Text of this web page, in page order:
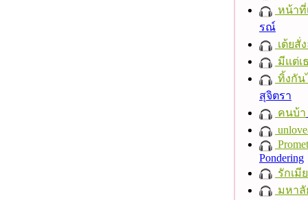
หน้าที่
รณ์
เต้ยสั่
มีแต่เ
ทิ้งกัน
สุจิตรา
คนบ้า
Pondering
รักเมี
มหาลั